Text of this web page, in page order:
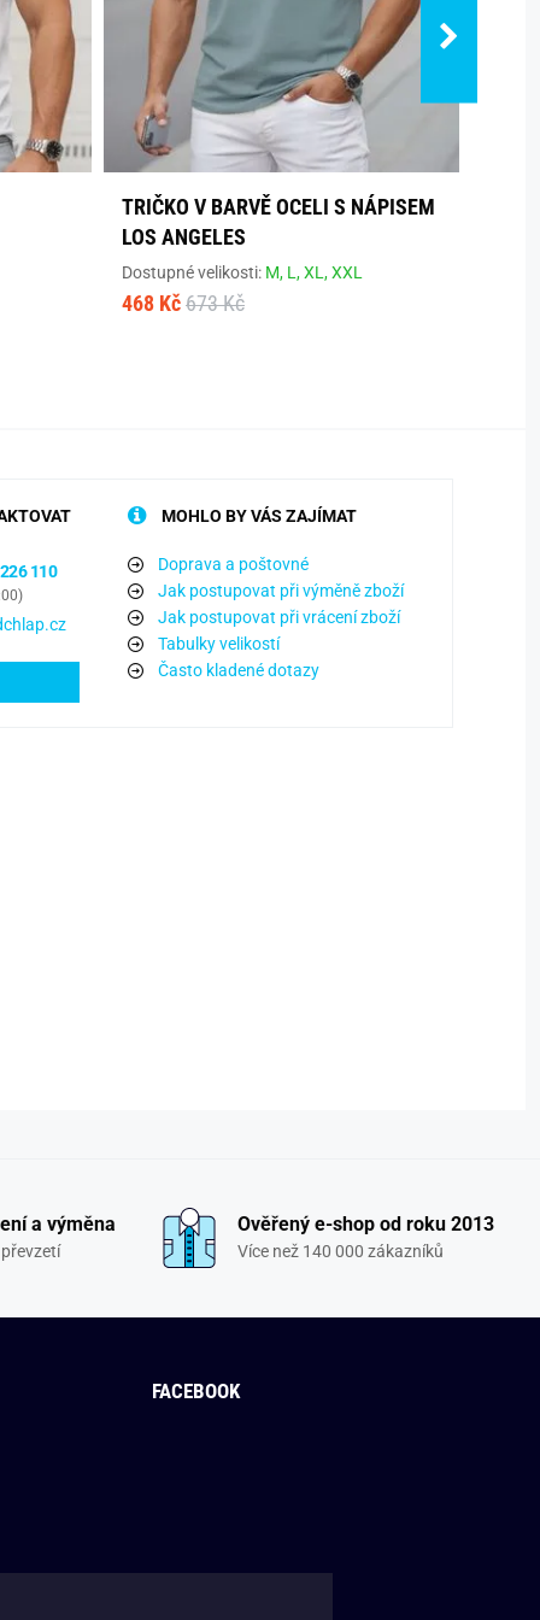
TRIČKO V BARVĚ OCELI S NÁPISEM
LOS ANGELES
Dostupné velikosti: M, L,XL,XXL
468 Kč 673 Kč
110
MOHLO BY VÁS ZAJÍMAT
Doprava a poštovné
Jak postupovat při výměně zboží
Jak postupovat při vrácení zboží
Tabulky velikostí
Často kladené dotazy
a výměna Ověřený e-shop od roku 2013
Více než 140 000 zákazníků
FACEBOOK